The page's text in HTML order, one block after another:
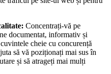
Concentrați-vă pe
documentat, informativ și
cheie cu concurență
să vă poziționați mai sus în
și să atrageți mai mulți